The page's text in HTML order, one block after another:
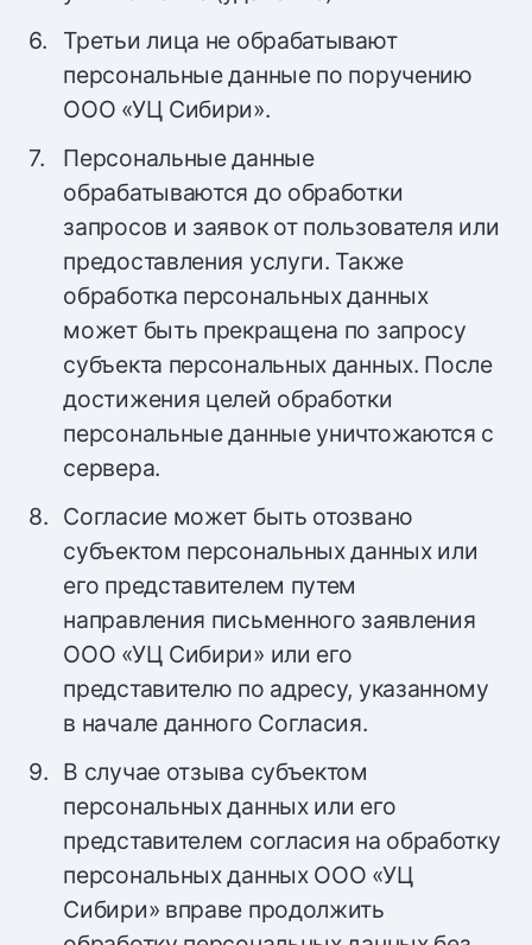
Третьи лица не обрабатывают
персональные данные по поручению
ООО «УЦ Сибири».
Персональные данные
обрабатываются до обработки
запросов и заявок от пользователя или
предоставления услуги. Также
обработка персональных данных
может быть прекращена по запросу
субъекта персональных данных. После
достижения целей обработки
персональные данные уничтожаются с
сервера.
Согласие может быть отозвано
субъектом персональных данных или
его представителем путем
направления письменного заявления
ООО «УЦ Сибири» или его
представителю по адресу, указанному
в начале данного Согласия.
В случае отзыва субъектом
персональных данных или его
представителем согласия на обработку
персональных данных ООО «УЦ
Сибири» вправе продолжить